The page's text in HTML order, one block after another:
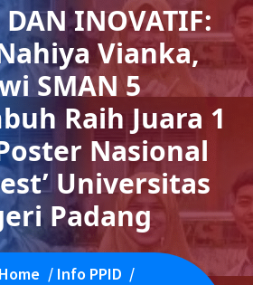
DAN INOVATIF:
Vianka,
SMAN 5
Raih Juara 1
Nasional
Universitas
Padang
Home / Info PPID /